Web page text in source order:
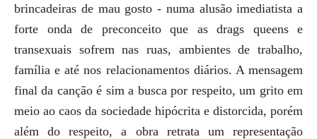
brincadeiras de mau gosto - numa alusão imediatista a
forte onda de preconceito que as drags queense
transexuais sofrem nas ruas, ambientes de trabalho,
família e até nos relacionamentos diários. A mensagem
final da canção é sim a busca por respeito, um grito em
meio ao caos da sociedade hipócrita e distorcida, porém
além do respeito, a obra retrata um representação